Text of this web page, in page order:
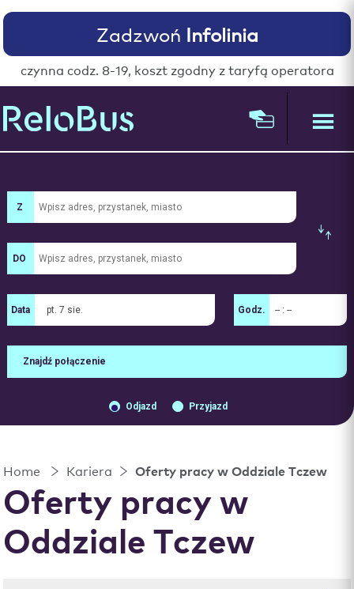
Zadzwoń Infolinia
czynna codz. 8-19, koszt zgodny z taryfą operatora
Z
DO
pt. 7 sie. -- : --
Znajdź połączenie
Odjazd Przyjazd
Home Kariera Oferty pracy w Oddziale Tczew
Oferty pracy w
Oddziale Tczew